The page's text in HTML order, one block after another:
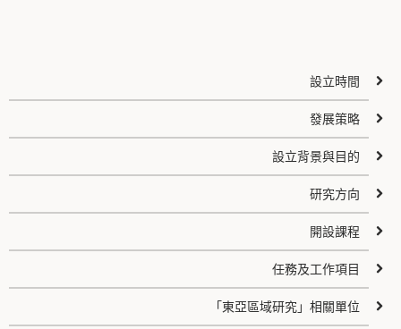
設立時間
發展策略
設立背景與目的
研究方向
開設課程
任務及工作項目
「東亞區域研究」相關單位